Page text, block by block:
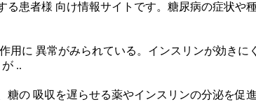
患者様 向け情報サイトです。糖尿病の症状や
に 異常がみられている。インスリンが効き
..
の 吸収を遅らせる薬やインスリンの分泌を促